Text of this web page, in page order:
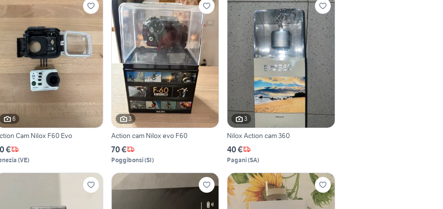
6
Cam Nilox F60 Evo
€
(VE)
3
Action cam Nilox evo F60
70 €
Poggibonsi(SI)
3
Nilox Action cam 360
40 €
Pagani(SA)